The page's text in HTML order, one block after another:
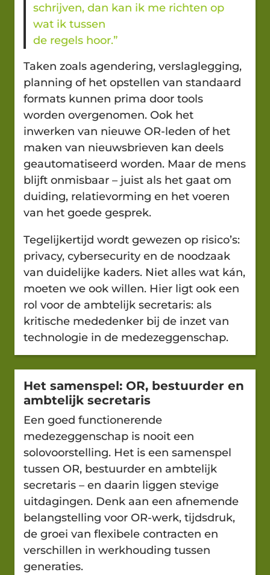
schrijven, dan kan ik me richten op
wat ik tussen
de regels hoor.”
Taken zoals agendering, verslaglegging,
planning of het opstellen van standaard
formats kunnen prima door tools
worden overgenomen. Ook het
inwerken van nieuwe OR-leden of het
maken van nieuwsbrieven kan deels
geautomatiseerd worden. Maar de mens
blijft onmisbaar – juist als het gaat om
duiding, relatievorming en het voeren
van het goede gesprek.
Tegelijkertijd wordt gewezen op risico’s:
privacy, cybersecurity en de noodzaak
van duidelijke kaders. Niet alles wat kán,
moeten we ook willen. Hier ligt ook een
rol voor de ambtelijk secretaris: als
kritische mededenker bij de inzet van
technologie in de medezeggenschap.
Het samenspel: OR, bestuurder en
ambtelijk secretaris
Een goed functionerende
medezeggenschap is nooit een
solovoorstelling. Het is een samenspel
tussen OR, bestuurder en ambtelijk
secretaris – en daarin liggen stevige
uitdagingen. Denk aan een afnemende
belangstelling voor OR-werk, tijdsdruk,
de groei van flexibele contracten en
verschillen in werkhouding tussen
generaties.